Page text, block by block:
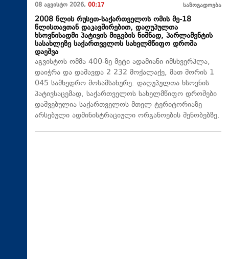
08 აგვისტო 2026, 00:17 საზოგადოება
2008 წლის რუსეთ-საქართველოს ომის მე-18
წლისთავთან დაკავშირებით, დაღუპულთა
ხსოვნისადმი პატივის მიგების ნიშნად, პარლამენტის
სასახლეზე საქართველოს სახელმწიფო დროშა
დაეშვა
აგვისტოს ომმა 400-ზე მეტი ადამიანი იმსხვერპლა,
დაიჭრა და დაშავდა 2 232 მოქალაქე, მათ შორის 1
045 სამხედრო მოსამსახურე. დაღუპულთა ხსოვნის
პატივსაცემად, საქართველოს სახელმწიფო დროშები
დაშვებულია საქართველოს მთელ ტერიტორიაზე
არსებული ადმინისტრაციული ორგანოების შენობებზე.